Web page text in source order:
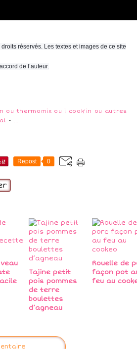
réservés. Les textes et images de ce site
de l’auteur.
ou thermomix ou i cook'in ou autres
- …
Repost 0
Tajine petit
pois pommes
de terre
boulettes
d’agneau
Rouelle de
façon pot
feu au